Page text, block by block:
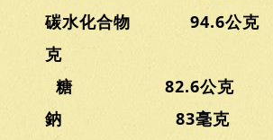
碳水化合物 94.6公
克
糖 82.6公克
鈉 83毫克 69